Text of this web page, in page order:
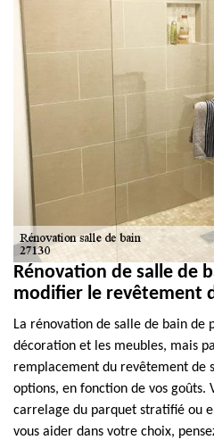
Rénovation de salle de
modifier le revêtement
La rénovation de salle de bain de
décoration et les meubles, mais
remplacement du revêtement de
options, en fonction de vos goûts.
carrelage du parquet stratifié ou
vous aider dans votre choix,